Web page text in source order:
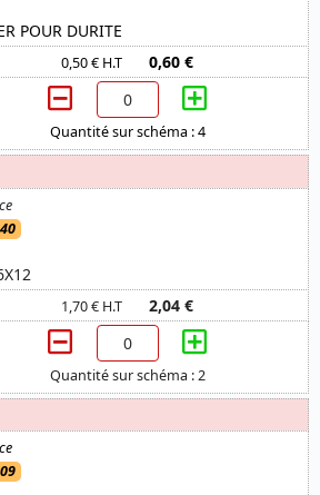
POUR DURITE
0,50 € H.T 0,60 €
Quantité sur schéma : 4
1,70 € H.T 2,04 €
Quantité sur schéma : 2